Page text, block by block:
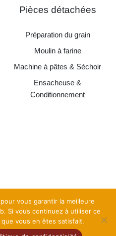
Pièces détachées
Préparation du grain
Moulin à farine
Machine à pâtes & Séchoir
Ensacheuse &
Conditionnement
2026 •CréationTooEasy•
de confidentialité•CGV•Plan
Site
vous garantir la meilleure
Si vous continuez à utiliser ce
vous en êtes satisfait.